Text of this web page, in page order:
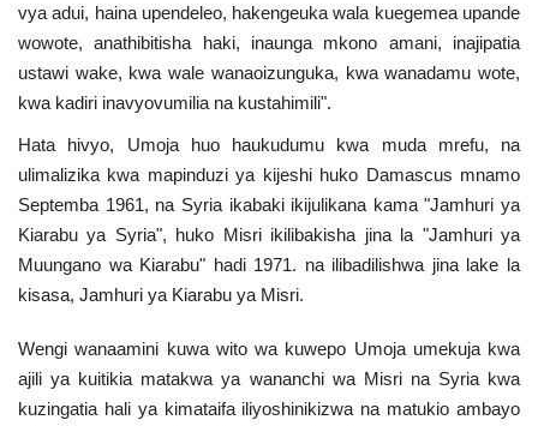
Language
English Swahili español
vya adui, haina upendeleo, hakengeuka wala kuegemea upande
wowote, anathibitisha haki, inaunga mkono amani, inajipatia
ustawi wake, kwa wale wanaoizunguka, kwa wanadamu wote,
kwa kadiri inavyovumilia na kustahimili".
Hata hivyo, Umoja huo haukudumu kwa muda mrefu, na
ulimalizika kwa mapinduzi ya kijeshi huko Damascus mnamo
Septemba 1961, na Syria ikabaki ikijulikana kama "Jamhuri ya
Kiarabu ya Syria", huko Misri ikilibakisha jina la "Jamhuri ya
Muungano wa Kiarabu" hadi 1971. na ilibadilishwa jina lake la
kisasa, Jamhuri ya Kiarabu ya Misri.
Wengi wanaamini kuwa wito wa kuwepo Umoja umekuja kwa
ajili ya kuitikia matakwa ya wananchi wa Misri na Syria kwa
kuzingatia hali ya kimataifa iliyoshinikizwa na matukio ambayo